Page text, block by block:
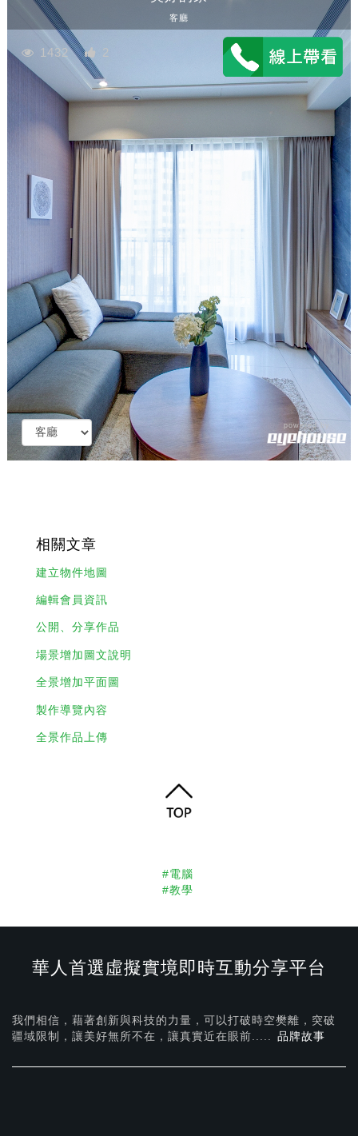
相關文章
建立物件地圖
編輯會員資訊
公開、分享作品
場景增加圖文說明
全景增加平面圖
製作導覽內容
全景作品上傳
#電腦
#教學
華人首選虛擬實境即時互動分享平台
我們相信，藉著創新與科技的力量，可以打破時空樊離，突破
疆域限制，讓美好無所不在， 讓真實近在眼前..... 品牌故事